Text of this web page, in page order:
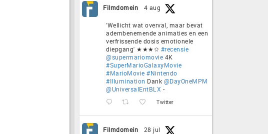
Filmdomein 4 aug
'Wellicht wat overval, maar bevat
adembenemende animaties en een
verfrissende dosis emotionele
diepgang' ★★★✩ #recensie
@supermariomovie 4K
#SuperMarioGalaxyMovie
#MarioMovie #Nintendo
#Illumination Dank @DayOneMPM
@UniversalEntBLX -
Twitter
Filmdomein 28 jul